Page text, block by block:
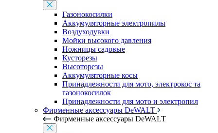
Газонокосилки
Аккумуляторные электропилы
Воздуходувки
Мойки высокого давления
Ножницы садовые
Кусторезы
Высоторезы
Аккумуляторные косы
Принадлежности для мото, электрокос та
газонокосилок
Принадлежности для мото и электропил
Фирменные аксессуары DeWALT
Фирменные аксессуары DeWALT